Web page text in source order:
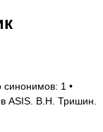
1 •
ASIS. В.Н. Тришин.